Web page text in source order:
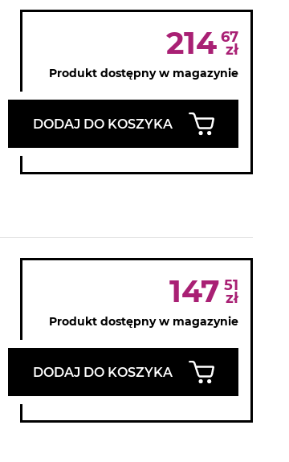
214 67
zł
Produkt dostępny w magazynie
DODAJ DO KOSZYKA
147 51
zł
Produkt dostępny w magazynie
DODAJ DO KOSZYKA